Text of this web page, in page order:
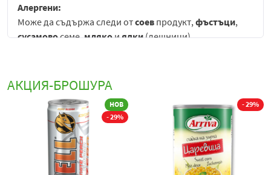
Алергени:
Може да съдържа следи отсоев продукт,фъстъци,
сусамовосеме,млякоиядки(лешници).
награда в твоя ден. Пълнеж от ароматно плодово
сладко, обгърнато от разтапяща се маслена бисквита.
Насладки са хапка истинско удоволствие за всеки
Вкусни маслени сладки с превъзходен сливов
мармалад, така както би ги направил за любимите си
АКЦИЯ-БРОШУРА
НОВ
- 29%
- 29%